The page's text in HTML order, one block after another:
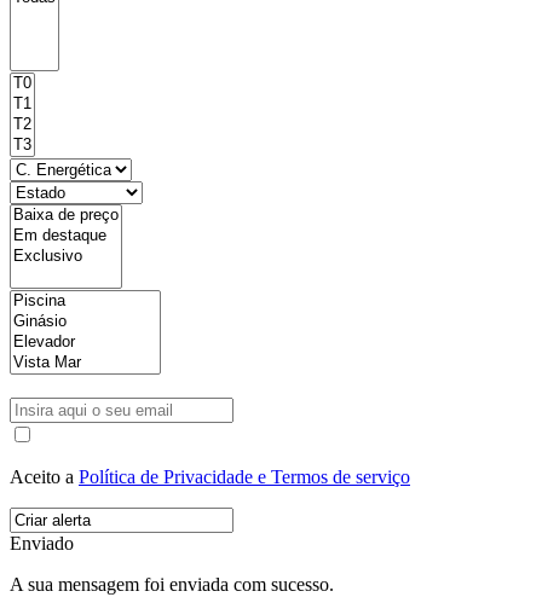
Aceito a Política de Privacidade e Termos de serviço
Enviado
A sua mensagem foi enviada com sucesso.